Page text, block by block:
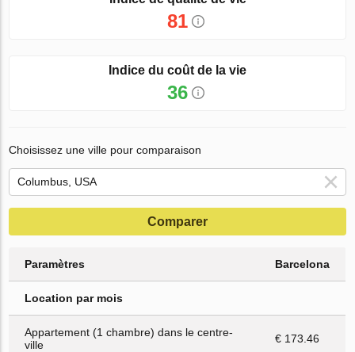
81
Indice du coût de la vie
36
Choisissez une ville pour comparaison
Comparer
Paramètres Barcelona
Location par mois
Appartement (1 chambre) dans le centre-
ville
€ 173.46